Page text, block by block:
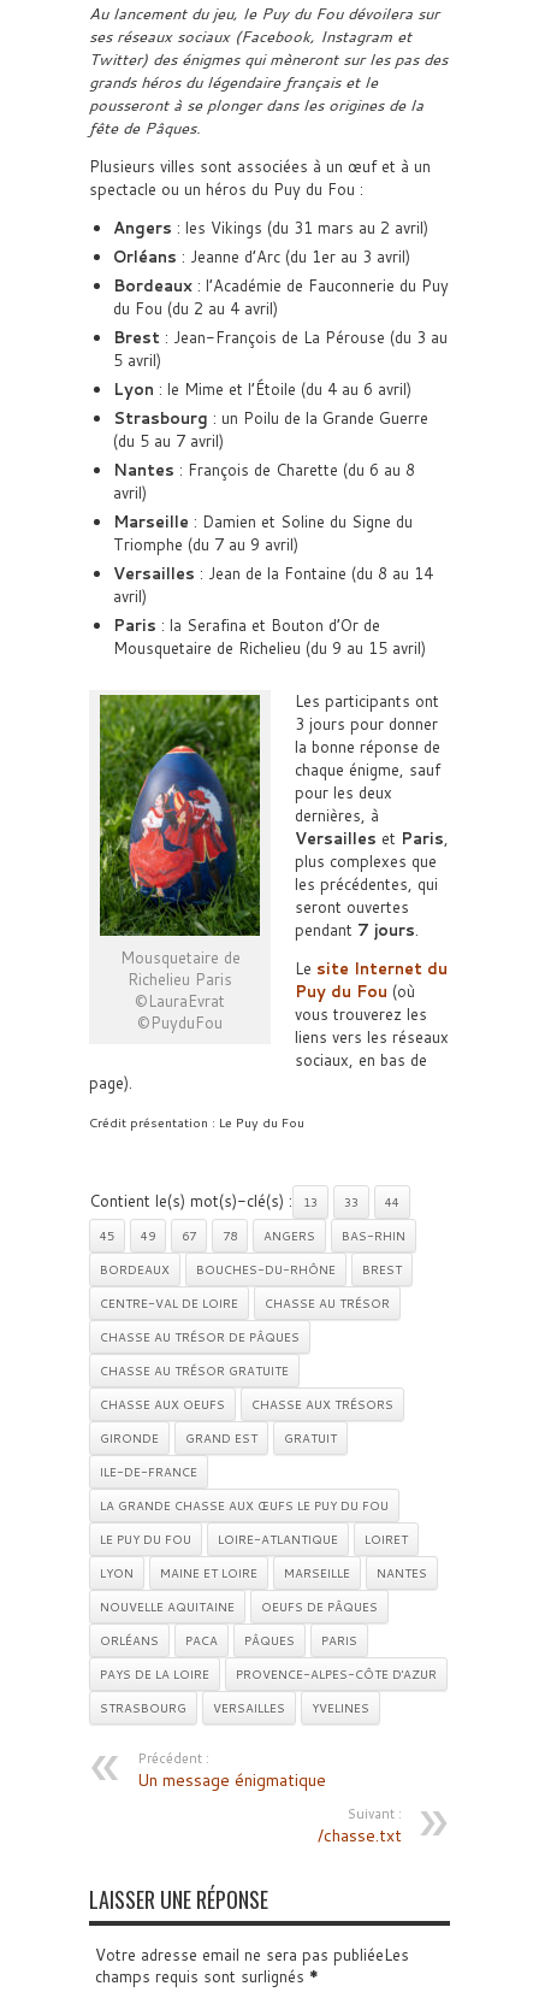
Au lancement du jeu, le Puy du Fou dévoilera sur
ses réseaux sociaux (Facebook, Instagram et
Twitter) des énigmes qui mèneront sur les pas des
grands héros du légendaire français et le
pousseront à se plonger dans les origines de la
fête de Pâques.
Plusieurs villes sont associées à un œuf et à un
spectacle ou un héros du Puy du Fou :
Angers : les Vikings (du 31 mars au 2 avril)
Orléans : Jeanne d’Arc (du 1er au 3 avril)
Bordeaux : l’Académie de Fauconnerie du Puy
du Fou (du 2 au 4 avril)
Brest : Jean-François de La Pérouse (du 3 au
5 avril)
Lyon : le Mime et l’Étoile (du 4 au 6 avril)
Strasbourg : un Poilu de la Grande Guerre
(du 5 au 7 avril)
Nantes : François de Charette (du 6 au 8
avril)
Marseille : Damien et Soline du Signe du
Triomphe (du 7 au 9 avril)
Versailles : Jean de la Fontaine (du 8 au 14
avril)
Paris : la Serafina et Bouton d’Or de
Mousquetaire de Richelieu (du 9 au 15 avril)
Mousquetaire de
Richelieu Paris
©LauraEvrat
©PuyduFou
Les participants ont
3 jours pour donner
la bonne réponse de
chaque énigme, sauf
pour les deux
dernières, à
Versailles et Paris,
plus complexes que
les précédentes, qui
seront ouvertes
pendant 7 jours.
Le site Internet du
Puy du Fou (où
vous trouverez les
liens vers les réseaux
sociaux, en bas de
page).
Crédit présentation : Le Puy du Fou
Contient le(s) mot(s)-clé(s) : 13 33
44
45
49 67 78 ANGERS
BAS-RHIN
BORDEAUX
BOUCHES-DU-RHÔNE
BREST
CENTRE-VAL DE LOIRE
CHASSE AU TRÉSOR
CHASSE AU TRÉSOR DE PÂQUES
CHASSE AU TRÉSOR GRATUITE
CHASSE AUX OEUFS
CHASSE AUX TRÉSORS
GIRONDE
GRAND EST
GRATUIT
ILE-DE-FRANCE
LA GRANDE CHASSE AUX ŒUFS LE PUY DU FOU
LE PUY DU FOU
LOIRE-ATLANTIQUE
LOIRET
LYON
MAINE ET LOIRE MARSEILLE
NANTES
NOUVELLE AQUITAINE
OEUFS DE PÂQUES
ORLÉANS
PACA PÂQUES
PARIS
PAYS DE LA LOIRE
PROVENCE-ALPES-CÔTE D'AZUR
STRASBOURG
VERSAILLES YVELINES
Précédent :
Un message énigmatique
Suivant :
/chasse.txt
LAISSER UNE RÉPONSE
Votre adresse email ne sera pas publiéeLes
champs requis sont surlignés *